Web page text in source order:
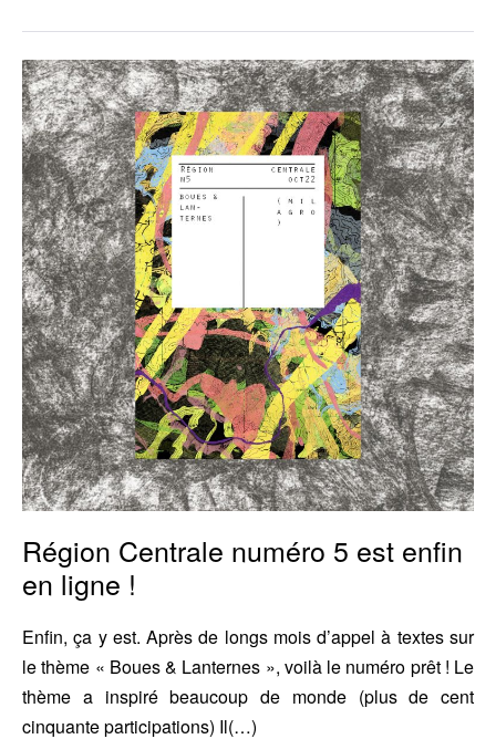
sur
Décharge
:
Philippe
Longchamp
Région
Centrale
numéro
5
est
enfin
en
ligne
!
Région Centrale numéro 5 est enfin
en ligne !
Enfin, ça y est. Après de longs mois d’appel à textes sur
le thème « Boues & Lanternes », voilà le numéro prêt ! Le
thème a inspiré beaucoup de monde (plus de cent
cinquante participations) Il(…)